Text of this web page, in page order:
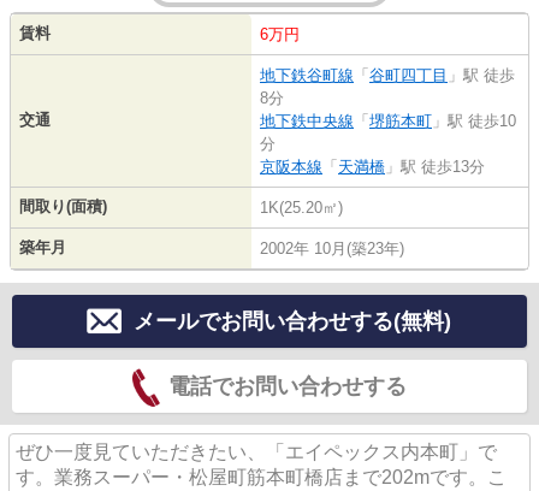
賃料 6万円
交通
地下鉄谷町線 「 谷町四丁目 」駅 徒歩
8分
地下鉄中央線 「 堺筋本町 」駅 徒歩10
分
京阪本線 「 天満橋 」駅 徒歩13分
間取り(面積) 1K(25.20㎡)
築年月 2002年 10月(築23年)
メールでお問い合わせする(無料)
電話でお問い合わせする
ぜひ一度見ていただきたい、「エイペックス内本町」で
す。業務スーパー・松屋町筋本町橋店まで202mです。こ